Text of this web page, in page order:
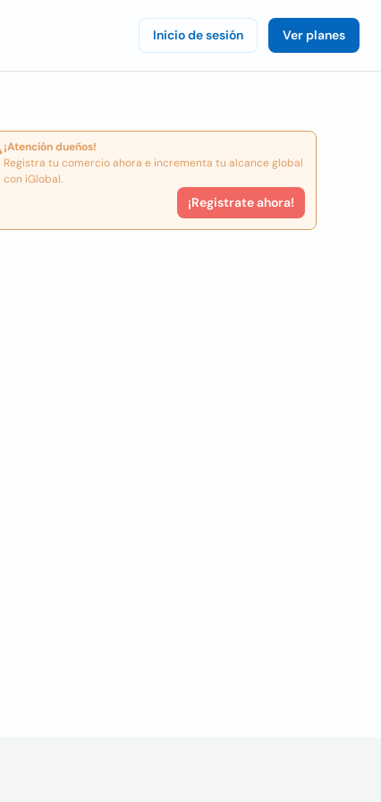
Inicio de sesión Ver planes
¡Atención dueños!
Registra tu comercio ahora e incrementa tu alcance global
con iGlobal.
¡Registrate ahora!